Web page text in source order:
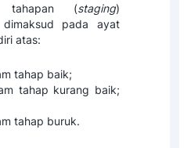
tahapan (staging)
dimaksud pada ayat
atas:
tahap baik;
tahap kurang baik;
tahap buruk.